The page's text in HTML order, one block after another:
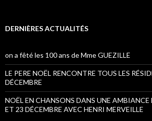
DERNIÈRES ACTUALITÉS
on a fêté les 100 ans de Mme GUEZILLE
LE PERE NOËL RENCONTRE TOUS LES
DÉCEMBRE
NOËL EN CHANSONS DANS UNE AMBIANCE
ET 23 DÉCEMBRE AVEC HENRI MERVEILLE